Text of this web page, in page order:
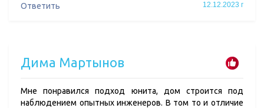
Ответить 12.12.2023 г
Дима Мартынов
Мне понравился подход юнита, дом строится под
наблюдением опытных инженеров. В том то и отличие